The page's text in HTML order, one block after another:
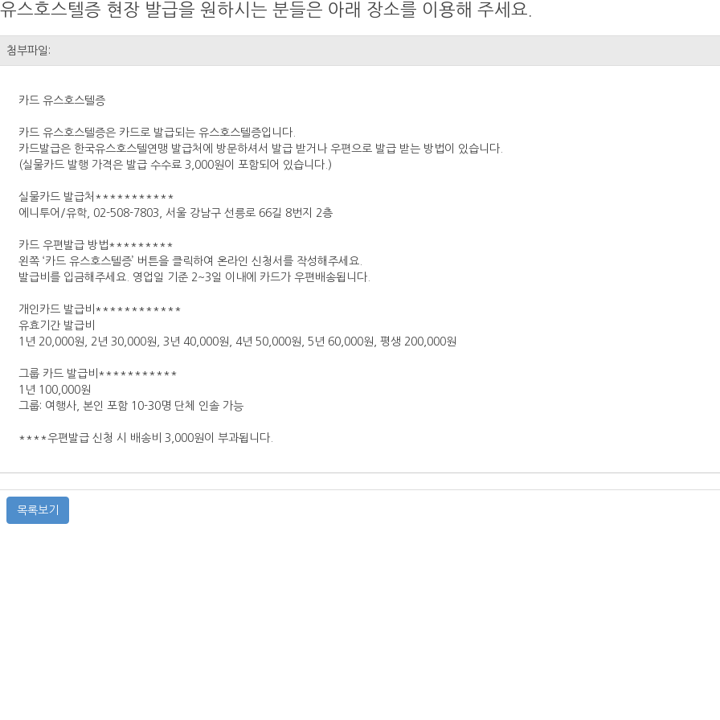
유스호스텔증 현장 발급을 원하시는 분들은 아래 장소를 이용해 주세요.
첨부파일:
카드 유스호스텔증
카드 유스호스텔증은 카드로 발급되는 유스호스텔증입니다.
카드발급은 한국유스호스텔연맹 발급처에 방문하셔서 발급 받거나 우편으로 발급 받는 방법이 있습니다.
(실물카드 발행 가격은 발급 수수료 3,000원이 포함되어 있습니다.)
실물카드 발급처***********
에니투어/유학, 02-508-7803, 서울 강남구 선릉로 66길 8번지 2층
카드 우편발급 방법*********
왼쪽 ‘카드 유스호스텔증’ 버튼을 클릭하여 온라인 신청서를 작성해주세요.
발급비를 입금해주세요. 영업일 기준 2~3일 이내에 카드가 우편배송됩니다.
개인카드 발급비************
유효기간 발급비
1년 20,000원, 2년 30,000원, 3년 40,000원, 4년 50,000원, 5년 60,000원, 평생 200,000원
그룹 카드 발급비***********
1년 100,000원
그룹: 여행사, 본인 포함 10-30명 단체 인솔 가능
****우편발급 신청 시 배송비 3,000원이 부과됩니다.
목록보기